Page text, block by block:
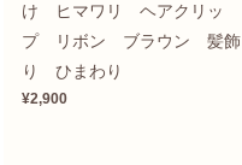
け ヒマワリ ヘアクリッ
プ リボン ブラウン 髪飾
り ひまわり
¥2,900